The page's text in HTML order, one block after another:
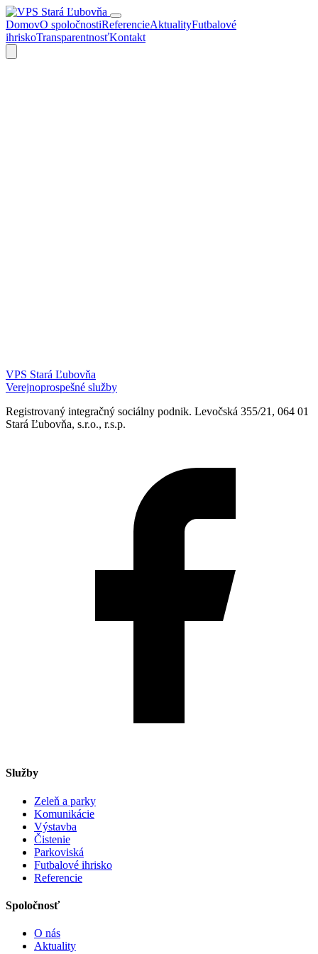
DomovO spoločnostiReferencieAktualityFutbalové
ihriskoTransparentnosťKontakt
VPS Stará Ľubovňa
Verejnoprospešné služby
Registrovaný integračný sociálny podnik. Levočská 355/21, 064 01
Stará Ľubovňa, s.r.o., r.s.p.
Služby
Zeleň a parky
Komunikácie
Výstavba
Čistenie
Parkoviská
Futbalové ihrisko
Referencie
Spoločnosť
O nás
Aktuality